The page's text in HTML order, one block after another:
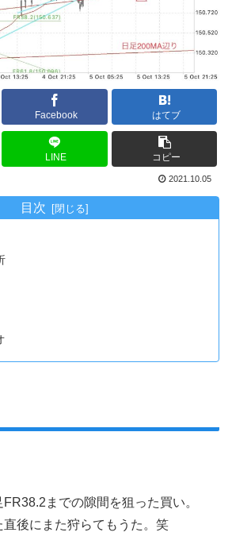
Facebook はてブ
LINE コピー
2021.10.05
目次
FR38.2までの隙間を狙った買い。
後にまた狩らてもうた。笑